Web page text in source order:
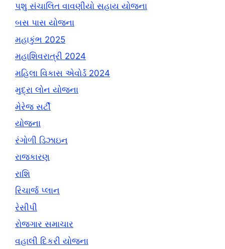
પશુ સંચાલિત વાવણીયો સહાય યોજના
બસ પાસ યોજના
મહાકુંભ 2025
મહાશિવરાત્રી 2024
મહિલા વિકાસ એવોર્ડ 2024
મુદ્રા લોન યોજના
મેરેજ સર્ટી
યોજના
રંગોળી ડિઝાઇન
રાજકારણ
રાશિ
રિચાર્જ પ્લાન
રેસીપી
રોજગાર સમાચાર
વહાલી દિકરી યોજના